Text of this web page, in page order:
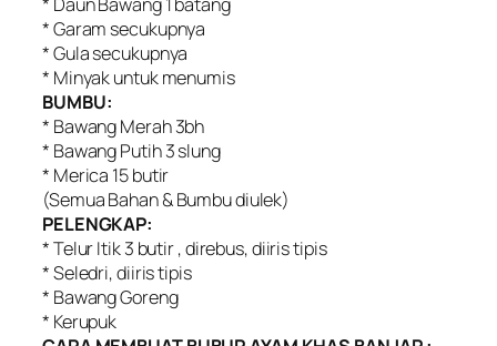
* Garam secukupnya
* Gula secukupnya
* Minyak untuk menumis
BUMBU:
* Bawang Merah 3bh
* Bawang Putih 3 slung
* Merica 15 butir
(Semua Bahan & Bumbu diulek)
PELENGKAP:
* Telur Itik 3 butir , direbus, diiris tipis
* Seledri, diiris tipis
* Bawang Goreng
* Kerupuk